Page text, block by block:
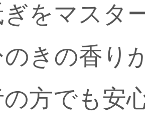
をマスタ
のきの香り
方でも安